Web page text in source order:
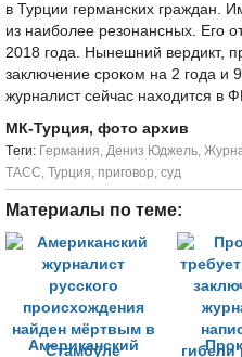
в Турции германских граждан.
из наиболее резонансных. Его
2018 года. Нынешний вердикт,
заключение сроком на 2 года и
журналист сейчас находится в
МК-Турция, фото архив
Tеги: Германия, Дениз Юджель,
ТАСС, Турция, приговор, суд
Материалы по теме:
Американский